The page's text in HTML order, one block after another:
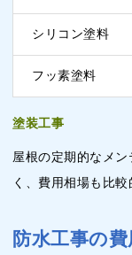
シリコン塗料
フッ素塗料
塗装工事
屋根の定期的なメ
く、費用相場も比
防水工事の